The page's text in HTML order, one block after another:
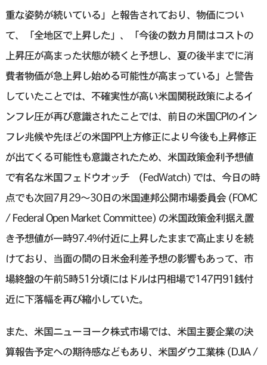
重な姿勢が続いている」と報告されており、物価につい
て、「全地区で上昇した」、「今後の数カ月間はコストの
上昇圧が高まった状態が続くと予想し、夏の後半までに消
費者物価が急上昇し始める可能性が高まっている」と警告
していたことでは、不確実性が高い米国関税政策によるイ
ンフレ圧が再び意識されたことでは、前日の米国CPIのイン
フレ兆候や先ほどの米国PPI上方修正により今後も上昇修正
が出てくる可能性も意識されたため、米国政策金利予想値
で有名な米国フェドウオッチ (FedWatch) では、今日の時
点でも次回7月29〜30日の米国連邦公開市場委員会 (FOMC
/ Federal Open Market Committee) の米国政策金利据え置
き予想値が一時97.4%付近に上昇したままで高止まりを続
けており、当面の間の日米金利差予想の影響もあって、市
場終盤の午前5時51分頃にはドルは円相場で147円91銭付
近に下落幅を再び縮小していた。
また、米国ニューヨーク株式市場では、米国主要企業の決
算報告予定への期待感などもあり、米国ダウ工業株 (DJIA /